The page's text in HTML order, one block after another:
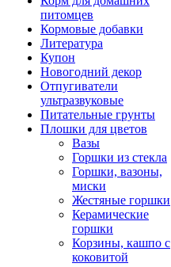
питомцев
Кормовые добавки
Литература
Купон
Новогодний декор
Отпугиватели
ультразвуковые
Питательные грунты
Плошки для цветов
Вазы
Горшки из стекла
Горшки, вазоны,
миски
Жестяные горшки
Керамические
горшки
Корзины, кашпо с
коковитой